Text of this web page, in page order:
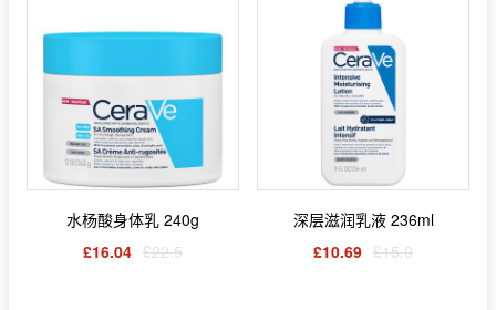
水杨酸身体乳 240g
£16.04 £22.5
深层滋润乳液 236ml
£10.69 £15.0